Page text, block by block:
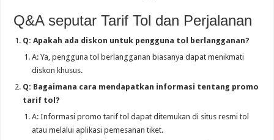
Q&A seputar Tarif Tol dan Perjalanan
Q: Apakah ada diskon untuk pengguna tol berlangganan?
A: Ya, pengguna tol berlangganan biasanya dapat menikmati
diskon khusus.
Q: Bagaimana cara mendapatkan informasi tentang promo
tarif tol?
A: Informasi promo tarif tol dapat ditemukan di situs resmi tol
atau melalui aplikasi pemesanan tiket.